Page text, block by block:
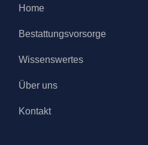
Home
Bestattungsvorsorge
Wissenswertes
Über uns
Kontakt